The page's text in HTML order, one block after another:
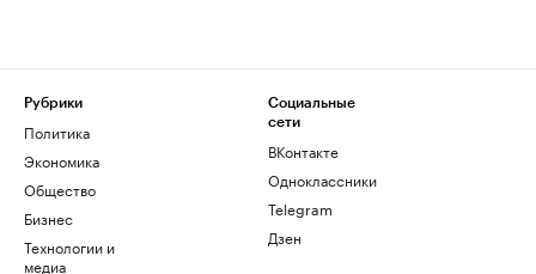
Рубрики
Политика
Экономика
Общество
Бизнес
Технологии и
медиа
Социальные
сети
ВКонтакте
Одноклассники
Telegram
Дзен